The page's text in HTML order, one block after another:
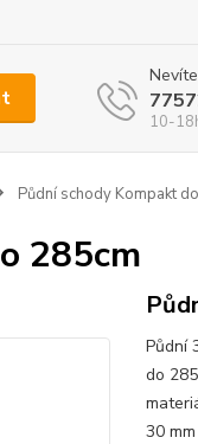
10-
Půdní schody Kompakt
285cm
Půdní
do
30